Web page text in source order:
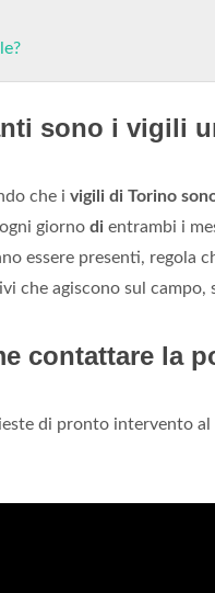
sono i vigili
che i vigili di Torino
giorno di entrambi i
essere presenti, regola
che agiscono sul
contattare la
di pronto intervento